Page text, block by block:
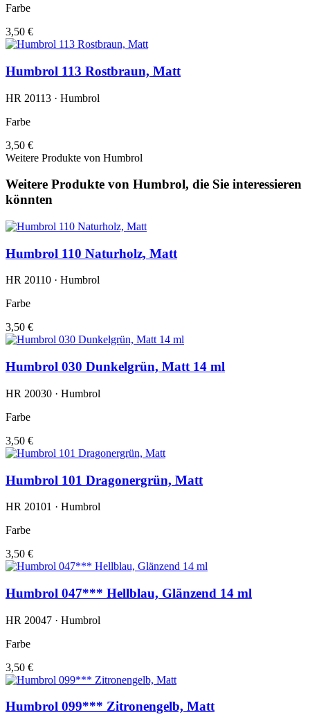
Farbe
3,50 €
Humbrol 113 Rostbraun, Matt
HR 20113 · Humbrol
Farbe
3,50 €
Weitere Produkte von Humbrol
Weitere Produkte von Humbrol, die Sie interessieren
könnten
Humbrol 110 Naturholz, Matt
HR 20110 · Humbrol
Farbe
3,50 €
Humbrol 030 Dunkelgrün, Matt 14 ml
HR 20030 · Humbrol
Farbe
3,50 €
Humbrol 101 Dragonergrün, Matt
HR 20101 · Humbrol
Farbe
3,50 €
Humbrol 047*** Hellblau, Glänzend 14 ml
HR 20047 · Humbrol
Farbe
3,50 €
Humbrol 099*** Zitronengelb, Matt